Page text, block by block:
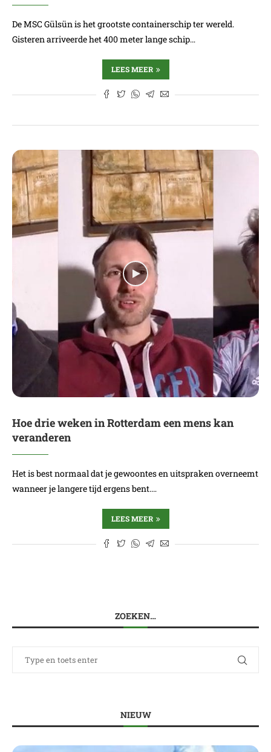
De MSC Gülsün is het grootste containerschip ter wereld.
Gisteren arriveerde het 400 meter lange schip…
LEES MEER
Hoe drie weken in Rotterdam een mens kan
veranderen
Het is best normaal dat je gewoontes en uitspraken overneemt
wanneer je langere tijd ergens bent.…
LEES MEER
ZOEKEN…
NIEUW